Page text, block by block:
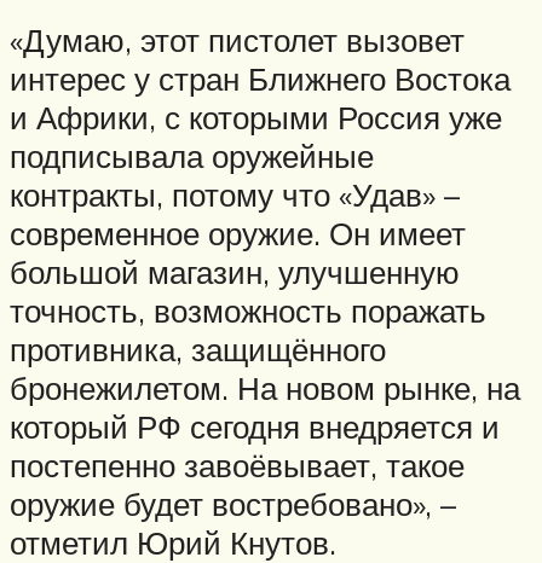
«Думаю, этот пистолет вызовет
интерес у стран Ближнего Востока
и Африки, с которыми Россия уже
подписывала оружейные
контракты, потому что «Удав» –
современное оружие. Он имеет
большой магазин, улучшенную
точность, возможность поражать
противника, защищённого
бронежилетом. На новом рынке, на
который РФ сегодня внедряется и
постепенно завоёвывает, такое
оружие будет востребовано», –
отметил Юрий Кнутов.